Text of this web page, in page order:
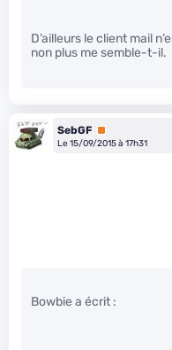
D’ailleurs le client mail
non plus me semble-t-il.
SebGF Premium
Le 15/09/2015 à 17h31
Bowbie a écrit :